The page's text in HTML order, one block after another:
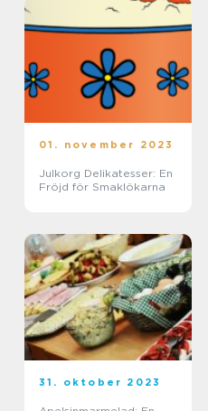
01. november 2023
Julkorg Delikatesser: En
Fröjd för Smaklökarna
31. oktober 2023